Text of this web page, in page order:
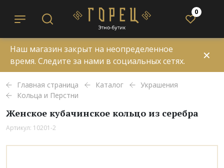
0
Наш магазин закрыт на неопределенное
время. Следите за нами в социальных сетях.
✕
Главная страница Каталог
Украшения
Кольца и Перстни
Женское кубачинское кольцо из серебра
Артикул: 10201-2